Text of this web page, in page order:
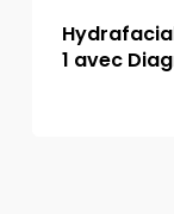
Hydrafacial
1 avec